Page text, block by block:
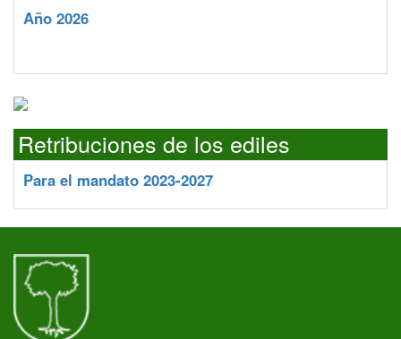
Año 2026
Retribuciones de los ediles
Para el mandato 2023-2027